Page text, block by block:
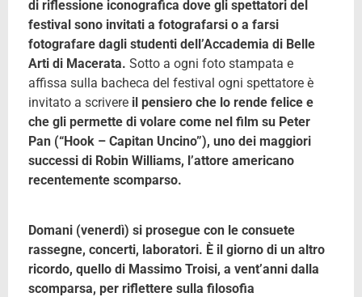
di riflessione iconografica dove gli spettatori del
festival sono invitati a fotografarsi o a farsi
fotografare dagli studenti dell’Accademia di Belle
Arti di Macerata. Sotto a ogni foto stampata e
affissa sulla bacheca del festival ogni spettatore è
invitato a scrivere il pensiero che lo rende felice e
che gli permette di volare come nel film su Peter
Pan (“Hook – Capitan Uncino”), uno dei maggiori
successi di Robin Williams, l’attore americano
recentemente scomparso.
Domani (venerdì) si prosegue con le consuete
rassegne, concerti, laboratori. È il giorno di un altro
ricordo, quello di Massimo Troisi, a vent’anni dalla
scomparsa, per riflettere sulla filosofia